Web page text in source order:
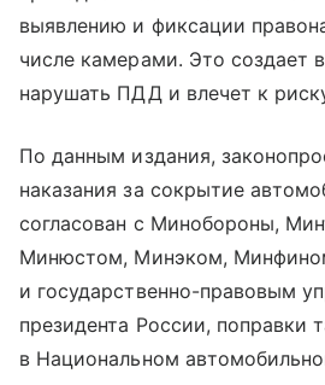
выявлению и фиксации
числе камерами. Это создает
нарушать ПДД и влечет к
По данным издания,
наказания за сокрытие
согласован с Минобороны,
Минюстом, Минэком,
и государственно-правовым
президента России, поправки
в Национальном